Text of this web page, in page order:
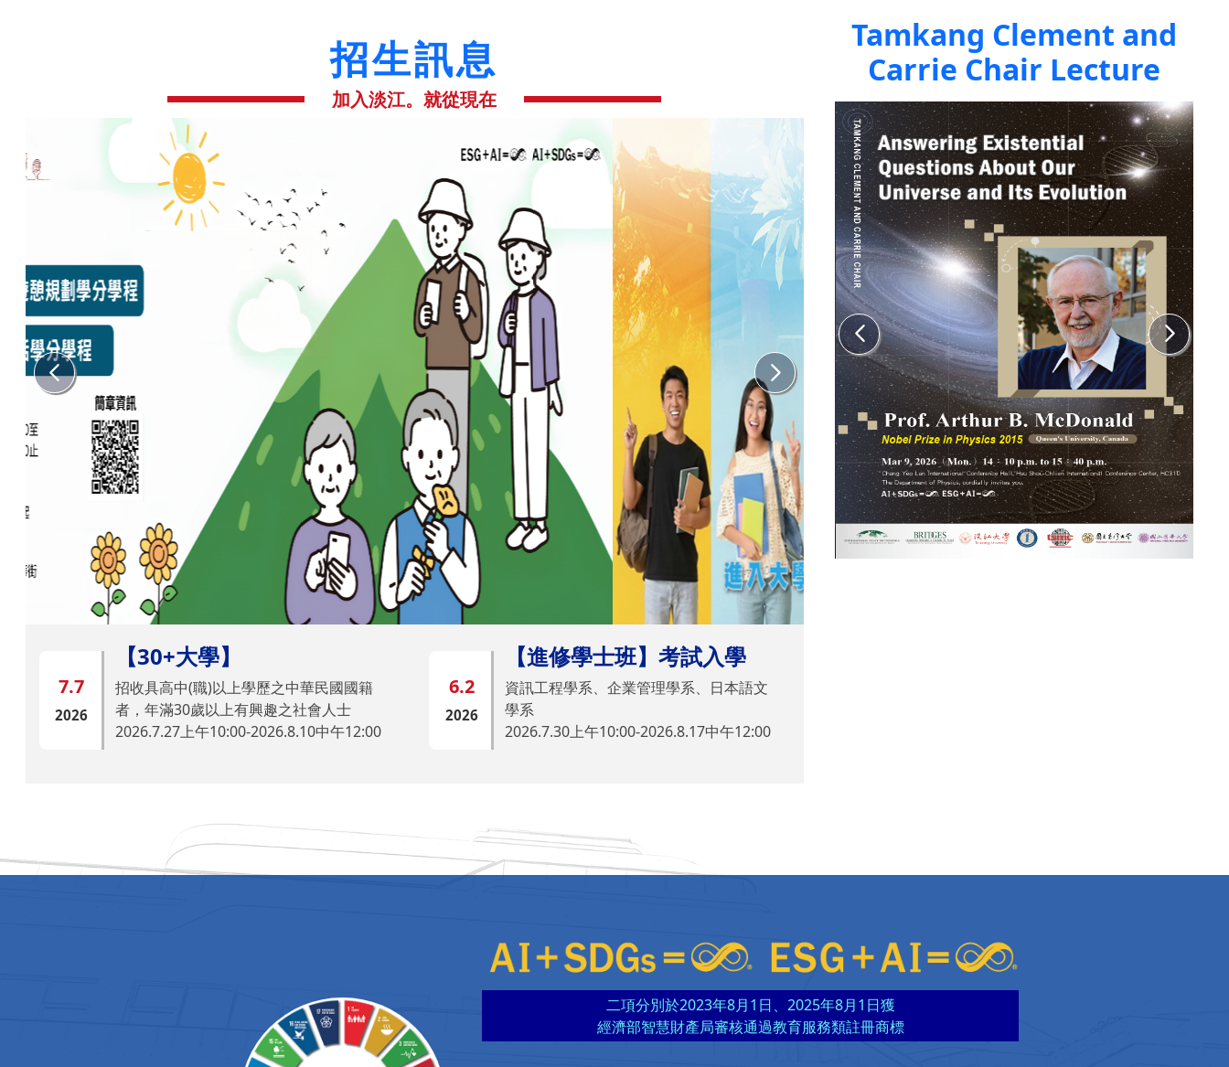
招生訊息
加入淡江。就從現在
7.7
2026
【30+大學】
招收具高中(職)以上學歷之中華民國國籍
者，年滿30歲以上有興趣之社會人士
2026.7.27上午10:00-2026.8.10中午12:00
6.2
2026
【進修學士班】考試入學
資訊工程學系、企業管理學系、日本語文
學系
2026.7.30上午10:00-2026.8.17中午12:00
Tamkang Clement and
Carrie Chair Lecture
二項分別於2023年8月1日、2025年8月1日獲
經濟部智慧財產局審核通過教育服務類註冊商標